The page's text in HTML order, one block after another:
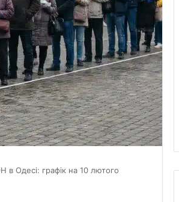
Одесі: графік на 10 лютого